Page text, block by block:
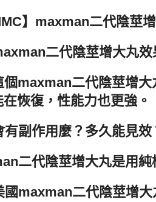
】maxman二代陰莖
二代陰莖增大丸效
maxman二代陰莖增大
恢復，性能力也更強。
有副作用麼？多久能見效
二代陰莖增大丸是用純
國maxman二代陰莖增大